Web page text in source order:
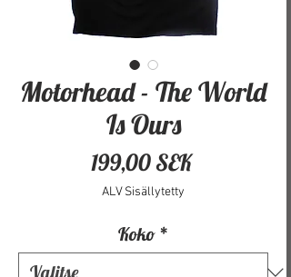
Motorhead - The World
Is Ours
199,00 SEKHinta
ALV Sisällytetty
Koko *